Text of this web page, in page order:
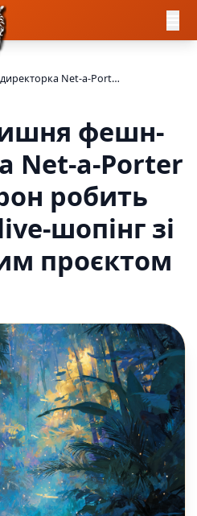
Чому колишня фешн-директорка Net-a-Porter Кей Баррон робить ставку на live-шопінг зі своїм новим проєктом
фешн-
Net-a-Porter
робить
шопінг зі
проєктом